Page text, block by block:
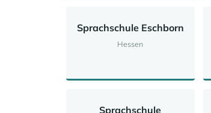
Sprachschule Eschborn
Hessen
Sprachschule